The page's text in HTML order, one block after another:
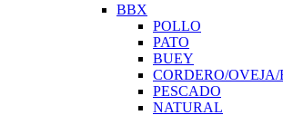
BBX
POLLO
PATO
BUEY
CORDERO/
PESCADO
NATURAL